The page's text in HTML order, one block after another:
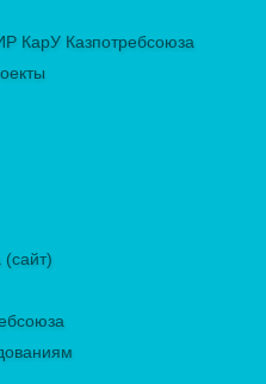
КарУ Казпотребсоюза
(сайт)